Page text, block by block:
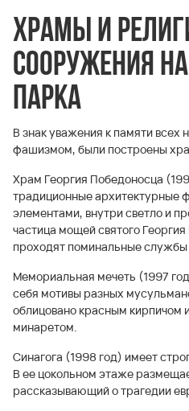
Храмы и
сооружения
парка
В знак уважения к памяти всех
фашизмом, были построены
Храм Георгия Победоносца
традиционные архитектурные
элементами, внутри светло и
частица мощей святого
проходят поминальные службы
Мемориальная мечеть (1997
себя мотивы разных
облицовано красным кирпичом
минаретом.
Синагога (1998 год) имеет
В ее цокольном этаже
рассказывающий о трагедии